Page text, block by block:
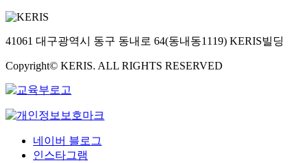
41061 대구광역시 동구 동내로 64(동내동1119) KERIS빌딩
Copyright© KERIS. ALL RIGHTS RESERVED
네이버 블로그
인스타그램